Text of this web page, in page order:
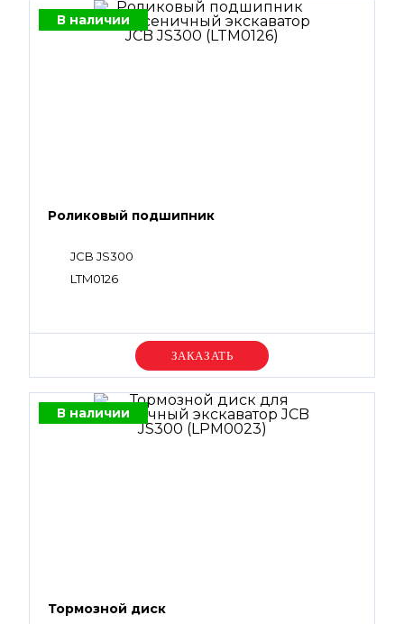
В наличии
Роликовый подшипник
JCB JS300
LTM0126
Уточняйте цену
В наличии
Тормозной диск